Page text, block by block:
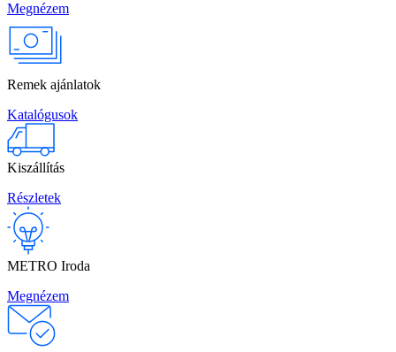
Megnézem
Remek ajánlatok
Katalógusok
Kiszállítás
Részletek
METRO Iroda
Megnézem